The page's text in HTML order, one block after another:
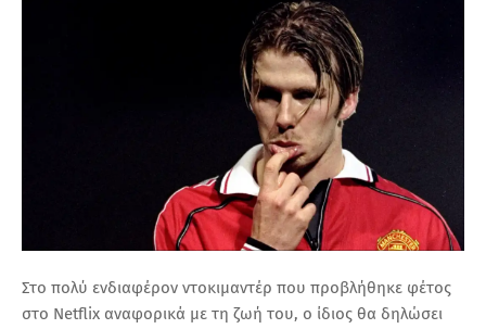
Στο πολύ ενδιαφέρον ντοκιμαντέρ που προβλήθηκε φέτος
στο Netflix αναφορικά με τη ζωή του, ο ίδιος θα δηλώσει